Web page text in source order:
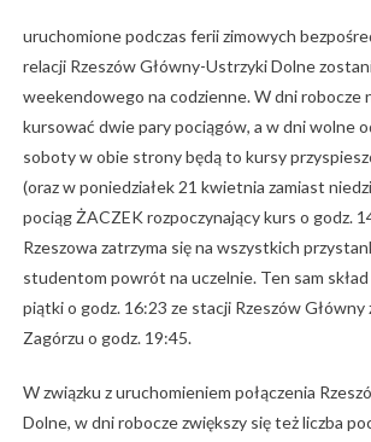
uruchomione podczas ferii zimowych
relacji Rzeszów Główny-Ustrzyki Dolne
weekendowego na codzienne. W dni robocze
kursować dwie pary pociągów, a w dni wolne
soboty w obie strony będą to kursy
(oraz w poniedziałek 21 kwietnia zamiast
pociąg ŻACZEK rozpoczynający kurs o godz.
Rzeszowa zatrzyma się na wszystkich
studentom powrót na uczelnie. Ten sam
piątki o godz. 16:23 ze stacji Rzeszów Główny
Zagórzu o godz. 19:45.
W związku z uruchomieniem połączenia
Dolne, w dni robocze zwiększy się też liczba